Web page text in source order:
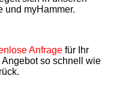
und myHammer.
Anfragefür Ihr
so schnell wie